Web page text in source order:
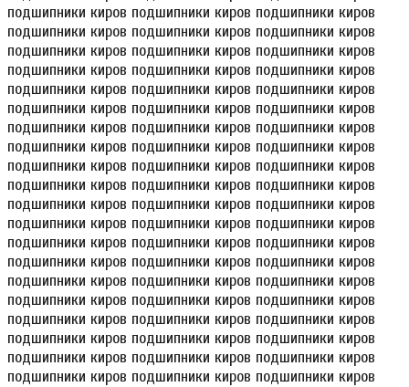
подшипники киров подшипники киров подшипники киров
подшипники киров подшипники киров подшипники киров
подшипники киров подшипники киров подшипники киров
подшипники киров подшипники киров подшипники киров
подшипники киров подшипники киров подшипники киров
подшипники киров подшипники киров подшипники киров
подшипники киров подшипники киров подшипники киров
подшипники киров подшипники киров подшипники киров
подшипники киров подшипники киров подшипники киров
подшипники киров подшипники киров подшипники киров
подшипники киров подшипники киров подшипники киров
подшипники киров подшипники киров подшипники киров
подшипники киров подшипники киров подшипники киров
подшипники киров подшипники киров подшипники киров
подшипники киров подшипники киров подшипники киров
подшипники киров подшипники киров подшипники киров
подшипники киров подшипники киров подшипники киров
подшипники киров подшипники киров подшипники киров
подшипники киров подшипники киров подшипники киров
подшипники киров подшипники киров подшипники киров